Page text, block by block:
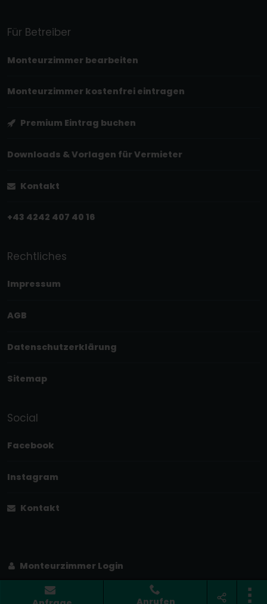
Anrufen
Für Betreiber
Monteurzimmer bearbeiten
Monteurzimmer kostenfrei eintragen
Premium Eintrag buchen
Downloads & Vorlagen für Vermieter
Kontakt
+43 4242 407 40 16
Rechtliches
Impressum
AGB
Datenschutzerklärung
Sitemap
Social
Facebook
Instagram
Kontakt
Monteurzimmer Login